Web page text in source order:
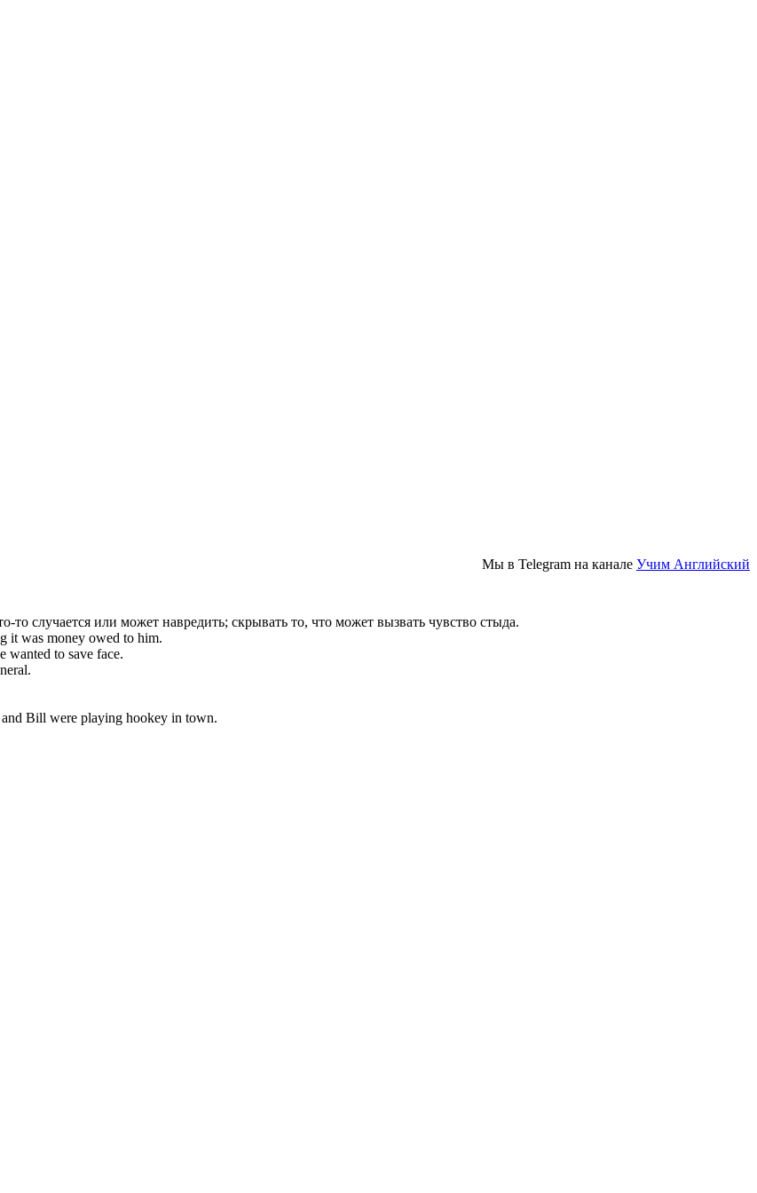
Мы в Telegram на канале Учим Английский
случается или может навредить; скрывать то, что может вызвать чувство стыда.
it was money owed to him.
wanted to save face.
and Bill were playing hookey in town.